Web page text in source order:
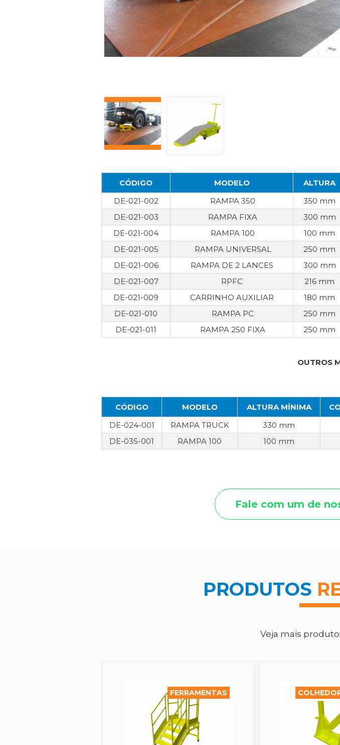
CÓDIGO MODELO ALTURA
DE-021-002
RAMPA 350 350 mm
DE-021-003
RAMPA FIXA 300 mm
DE-021-004
RAMPA 100 100 mm
DE-021-005
RAMPA UNIVERSAL 250 mm
DE-021-006
RAMPA DE 2 LANCES 300 mm
DE-021-007
RPFC 216 mm
DE-021-009
CARRINHO AUXILIAR 180 mm
DE-021-010
RAMPA PC 250 mm
DE-021-011
RAMPA 250 FIXA 250 mm
OUTROS
CÓDIGO MODELO ALTURA MÍNIMA
DE-024-001
RAMPA TRUCK 330 mm
DE-035-001
RAMPA 100 100 mm
Fale com um de
PRODUTOS
Veja mais
FERRAMENTAS